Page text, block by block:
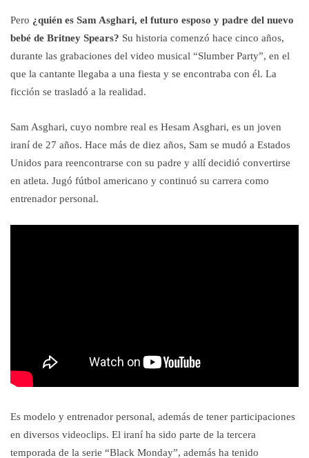
Pero ¿quién es Sam Asghari, el futuro esposo y padre del nuevo
bebé de Britney Spears? Su historia comenzó hace cinco años,
durante las grabaciones del video musical “Slumber Party”, en el
que la cantante llegaba a una fiesta y se encontraba con él. La
ficción se trasladó a la realidad.
Sam Asghari, cuyo nombre real es Hesam Asghari, es un joven
iraní de 27 años. Hace más de diez años, Sam se mudó a Estados
Unidos para reencontrarse con su padre y allí decidió convertirse
en atleta. Jugó fútbol americano y continuó su carrera como
entrenador personal.
Es modelo y entrenador personal, además de tener participaciones
en diversos videoclips. El iraní ha sido parte de la tercera
temporada de la serie “Black Monday”, además ha tenido